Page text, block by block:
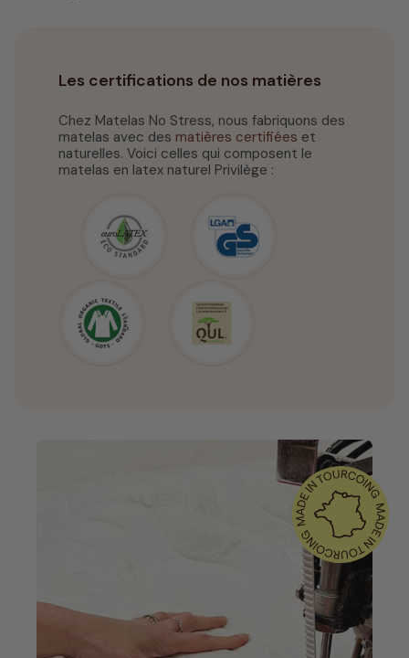
Les certifications de nos matières
Chez Matelas No Stress, nous fabriquons des
matelas avec des matières certifiées et
naturelles. Voici celles qui composent le
matelas en latex naturel Privilège :